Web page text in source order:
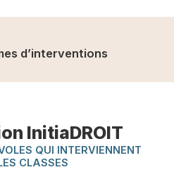
d’interventions
InitiaDROIT
QUI INTERVIENNENT
CLASSES